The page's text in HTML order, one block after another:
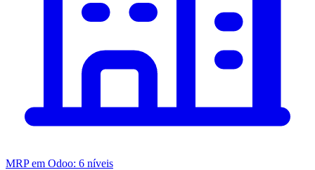
MRP em Odoo: 6 níveis